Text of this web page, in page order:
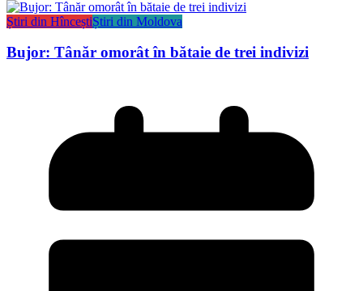
Știri din HînceștiȘtiri din Moldova
Bujor: Tânăr omorât în bătaie de trei indivizi